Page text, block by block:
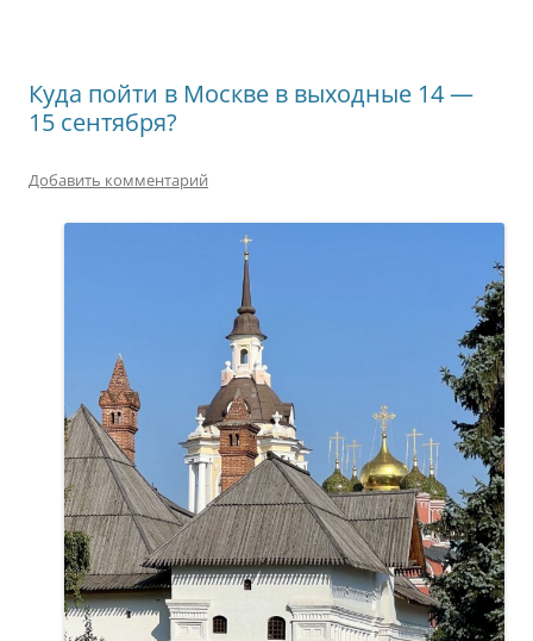
Куда пойти в Москве в выходные 14 —
15 сентября?
Добавить комментарий